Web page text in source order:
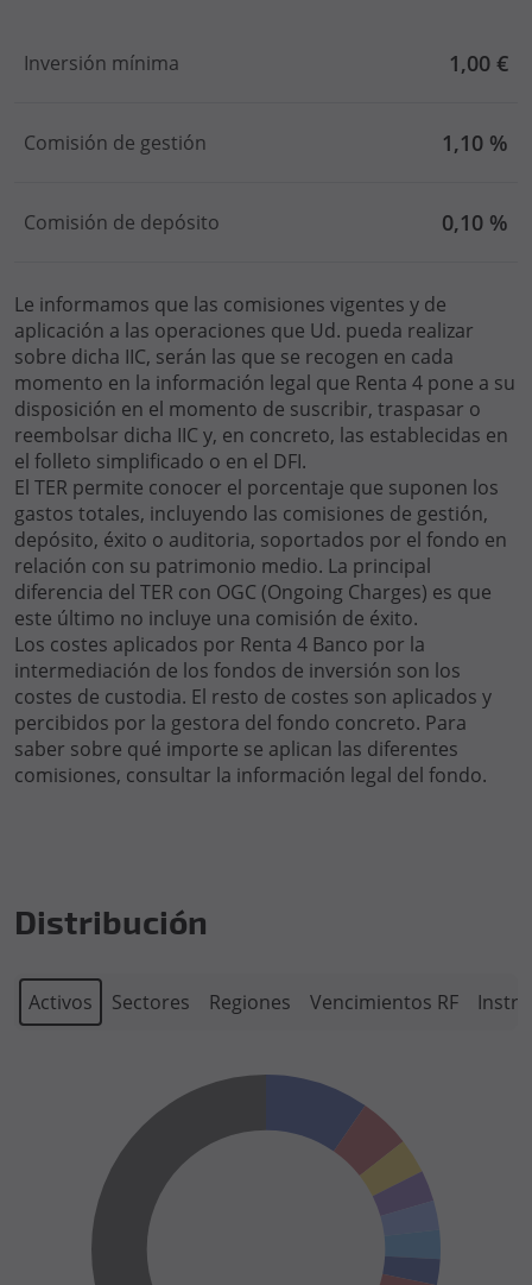
Inversión mínima 1,00 €
Comisión de gestión 1,10 %
Comisión de depósito 0,10 %
Le informamos que las comisiones vigentes y de
aplicación a las operaciones que Ud. pueda realizar
sobre dicha IIC, serán las que se recogen en cada
momento en la información legal que Renta 4 pone a su
disposición en el momento de suscribir, traspasar o
reembolsar dicha IIC y, en concreto, las establecidas en
el folleto simplificado o en el DFI.
El TER permite conocer el porcentaje que suponen los
gastos totales, incluyendo las comisiones de gestión,
depósito, éxito o auditoria, soportados por el fondo en
relación con su patrimonio medio. La principal
diferencia del TER con OGC (Ongoing Charges) es que
este último no incluye una comisión de éxito.
Los costes aplicados por Renta 4 Banco por la
intermediación de los fondos de inversión son los
costes de custodia. El resto de costes son aplicados y
percibidos por la gestora del fondo concreto. Para
saber sobre qué importe se aplican las diferentes
comisiones, consultar la información legal del fondo.
Distribución
Activos Sectores Regiones Vencimientos RF